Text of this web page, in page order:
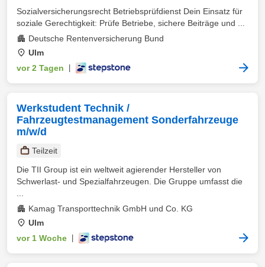
Sozialversicherungsrecht Betriebsprüfdienst Dein Einsatz für
soziale Gerechtigkeit: Prüfe Betriebe, sichere Beiträge und ...
Deutsche Rentenversicherung Bund
Ulm
vor 2 Tagen
Werkstudent Technik /
Fahrzeugtestmanagement Sonderfahrzeuge
m/w/d
Teilzeit
Die TII Group ist ein weltweit agierender Hersteller von
Schwerlast- und Spezialfahrzeugen. Die Gruppe umfasst die
Kamag Transporttechnik GmbH und Co. KG
Ulm
vor 1 Woche